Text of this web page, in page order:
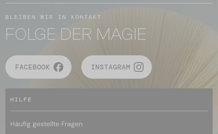
BLEIBEN WIR IN KONTAKT
FOLGE DER MAGIE
FACEBOOK INSTAGRAM
HILFE
Häufig gestellte Fragen